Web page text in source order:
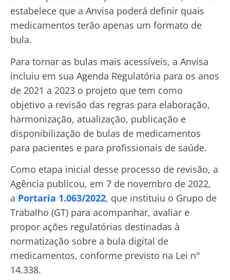
estabelece que a Anvisa poderá definir quais
medicamentos terão apenas um formato de
bula.
Para tornar as bulas mais acessíveis, a Anvisa
incluiu em sua Agenda Regulatória para os anos
de 2021 a 2023 o projeto que tem como
objetivo a revisão das regras para elaboração,
harmonização, atualização, publicação e
disponibilização de bulas de medicamentos
para pacientes e para profissionais de saúde.
Como etapa inicial desse processo de revisão, a
Agência publicou, em 7 de novembro de 2022,
a Portaria 1.063/2022, que instituiu o Grupo de
Trabalho (GT) para acompanhar, avaliar e
propor ações regulatórias destinadas à
normatização sobre a bula digital de
medicamentos, conforme previsto na Lei n°
14.338.